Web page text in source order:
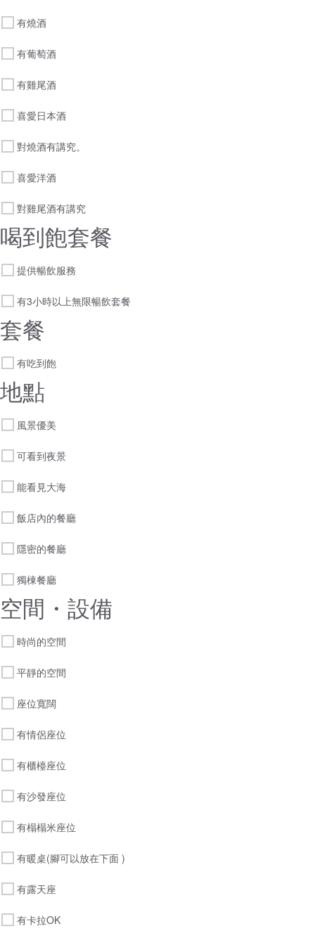
有燒酒
有葡萄酒
有雞尾酒
喜愛日本酒
對燒酒有講究。
喜愛洋酒
對雞尾酒有講究
喝到飽套餐
提供暢飲服務
有3小時以上無限暢飲套餐
套餐
有吃到飽
地點
風景優美
可看到夜景
能看見大海
飯店內的餐廳
隱密的餐廳
獨棟餐廳
空間・設備
時尚的空間
平靜的空間
座位寬闊
有情侶座位
有櫃檯座位
有沙發座位
有榻榻米座位
有暖桌(腳可以放在下面 )
有露天座
有卡拉OK